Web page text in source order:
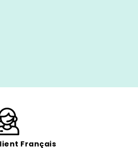
Français